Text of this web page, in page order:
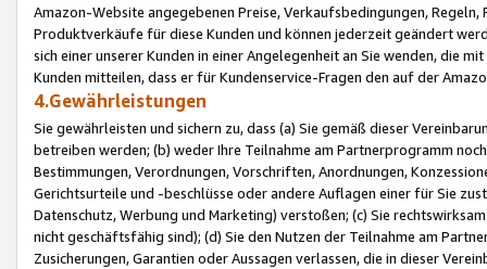
Amazon-Website angegebenen Preise, Verkaufsbedingungen,
Produktverkäufe für diese Kunden und können jederzeit geändert
sich einer unserer Kunden in einer Angelegenheit an Sie wenden, die
Kunden mitteilen, dass er für Kundenservice-Fragen den auf der
4.Gewährleistungen
Sie gewährleisten und sichern zu, dass (a) Sie gemäß dieser
betreiben werden; (b) weder Ihre Teilnahme am Partnerprogramm
Bestimmungen, Verordnungen, Vorschriften, Anordnungen,
Gerichtsurteile und -beschlüsse oder andere Auflagen einer für Sie
Datenschutz, Werbung und Marketing) verstoßen; (c) Sie
nicht geschäftsfähig sind); (d) Sie den Nutzen der Teilnahme am
Zusicherungen, Garantien oder Aussagen verlassen, die in dieser